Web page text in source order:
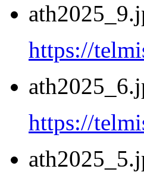
https://
https://